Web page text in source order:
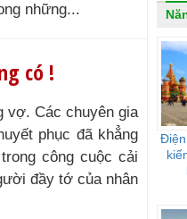
những...
có !
vợ. Các chuyên gia
phục đã khẳng
công cuộc cải
đầy tớ của nhân